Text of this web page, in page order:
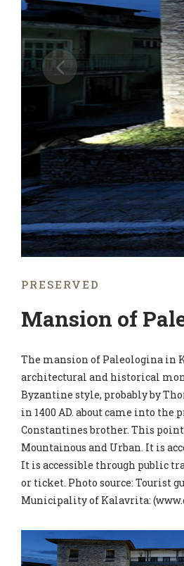
PRESERVED
Mansion of
The mansion of Paleologina in
architectural and historical
Byzantine style, probably by
in 1400 AD. about came into the
Constantines brother. This
Mountainous and Urban. It is
It is accessible through public
or ticket. Photo source: Tourist
Municipality of Kalavrita: